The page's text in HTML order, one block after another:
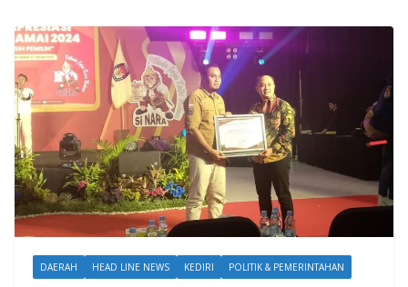
DAERAH HEAD LINE NEWS KEDIRI POLITIK & PEMERINTAHAN